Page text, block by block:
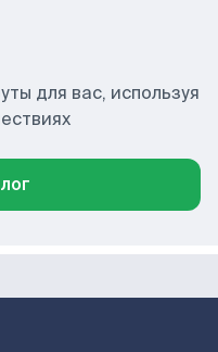
для вас, используя